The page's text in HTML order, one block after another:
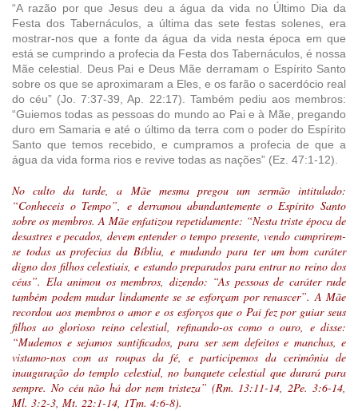
“A razão por que Jesus deu a água da vida no Último Dia da
Festa dos Tabernáculos, a última das sete festas solenes, era
mostrar-nos que a fonte da água da vida nesta época em que
está se cumprindo a profecia da Festa dos Tabernáculos, é nossa
Mãe celestial. Deus Pai e Deus Mãe derramam o Espírito Santo
sobre os que se aproximaram a Eles, e os farão o sacerdócio real
do céu” (Jo. 7:37-39, Ap. 22:17). Também pediu aos membros:
“Guiemos todas as pessoas do mundo ao Pai e à Mãe, pregando
duro em Samaria e até o último da terra com o poder do Espírito
Santo que temos recebido, e cumpramos a profecia de que a
água da vida forma rios e revive todas as nações” (Ez. 47:1-12).
No culto da tarde, a Mãe mesma pregou um sermão intitulado:
“Conheceis o Tempo”, e derramou abundantemente o Espírito Santo
sobre os membros. A Mãe enfatizou repetidamente: “Nesta triste época de
desastres e pecados, devem entender o tempo presente, vendo cumprirem-
se todas as profecias da Bíblia, e mudando para ter um bom caráter
digno dos filhos celestiais, e estando preparados para entrar no reino dos
céus”. Ela animou os membros, dizendo: “As pessoas de caráter rude
também podem mudar lindamente se se esforçam por renascer”. A Mãe
recordou aos membros o amor e os esforços que o Pai fez por guiar seus
filhos ao glorioso reino celestial, refinando-os como o ouro, e disse:
“Mudemos e sejamos santificados, para ser sem defeitos e manchas, e
vistamo-nos com as roupas da fé, e participemos da cerimônia de
inauguração do templo celestial, no banquete celestial que durará para
sempre. No céu não há dor nem tristeza” (Rm. 13:11-14, 2Pe. 3:6-14,
Ml. 3:2-3, Mt. 22:1-14, 1Tm. 4:6-8).